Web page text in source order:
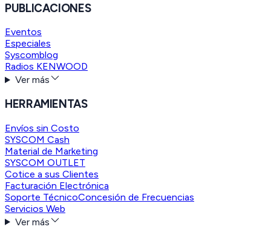
PUBLICACIONES
Eventos
Especiales
Syscomblog
Radios KENWOOD
Ver más
HERRAMIENTAS
Envíos sin Costo
SYSCOM Cash
Material de Marketing
SYSCOM OUTLET
Cotice a sus Clientes
Facturación Electrónica
Soporte TécnicoConcesión de Frecuencias
Servicios Web
Ver más